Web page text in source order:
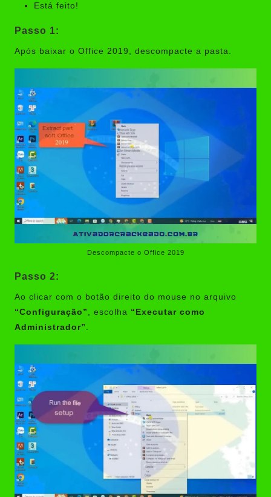
Está feito!
Passo 1:
Após baixar o Office 2019 , descompacte a pasta.
Descompacte o Office 2019
Passo 2:
Ao clicar com o botão direito do mouse no arquivo
“Configuração” , escolha “Executar como
Administrador” .